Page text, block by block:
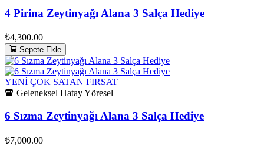
4 Pirina Zeytinyağı Alana 3 Salça Hediye
₺4,300.00
Sepete Ekle
YENİ ÇOK SATAN FIRSAT
Geleneksel Hatay Yöresel
6 Sızma Zeytinyağı Alana 3 Salça Hediye
₺7,000.00